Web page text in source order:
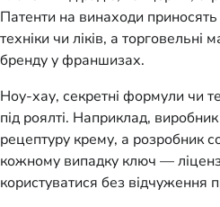
Патенти на винаходи
техніки чи ліків, а
бренду у франшизах.
Ноу-хау, секретні формули чи
під роялті. Наприклад,
рецептуру крему, а розробник
кожному випадку ключ —
користуватися без відчуження